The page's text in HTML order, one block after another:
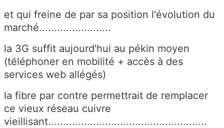
et qui freine de par sa position l'évolution du
marché........................
la 3G suffit aujourd'hui au pékin moyen
(téléphoner en mobilité + accès à des
services web allégés)
la fibre par contre permettrait de remplacer
ce vieux réseau cuivre
vieillisant.....................................................